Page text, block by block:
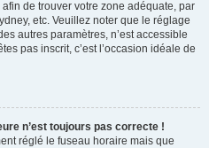
de trouver votre zone adéquate, par
etc. Veuillez noter que le réglage
autres paramètres, n’est accessible
pas inscrit, c’est l’occasion idéale de
n’est toujours pas correcte !
réglé le fuseau horaire mais que